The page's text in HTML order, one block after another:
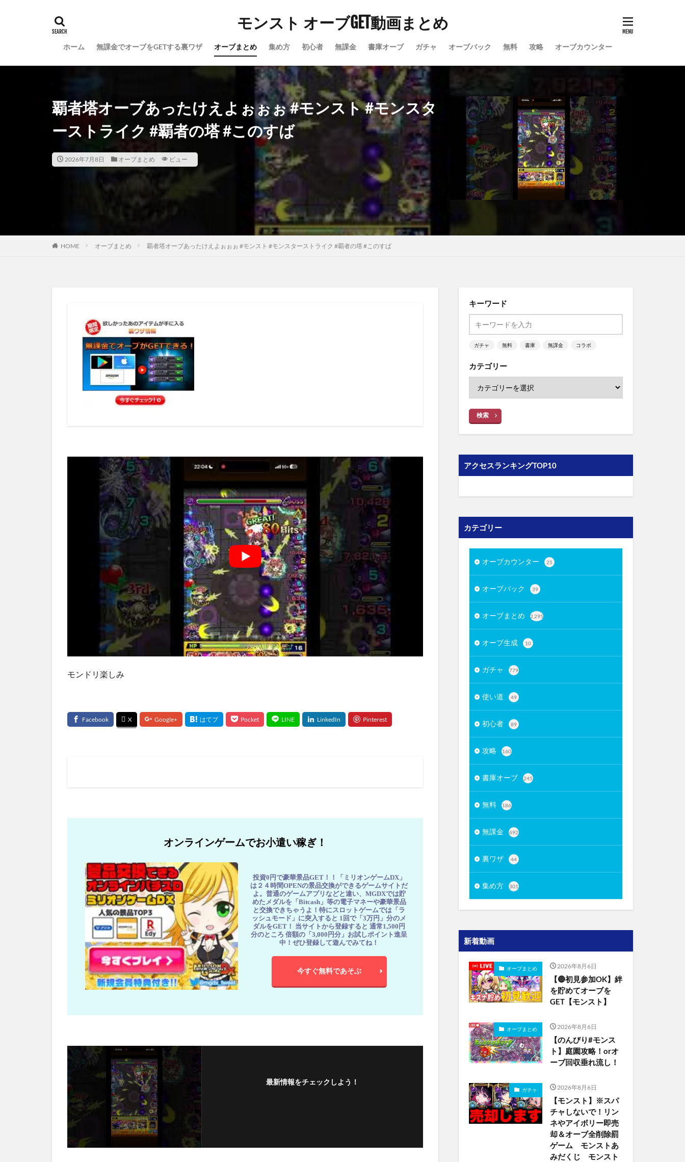
モンスト オーブGET動画まとめ
ホーム 無課金でオーブをGETする裏ワザ オーブまとめ 集め方 初心者 無課金 書庫オーブ ガチャ オーブバック 無料 攻略 オーブカウンター
覇者塔オーブあったけえよぉぉぉ #モンスト #モンスタ
ーストライク #覇者の塔 #このすば
2026年7月8日 オーブまとめ ビュー
HOME オーブまとめ 覇者塔オーブあったけえよぉぉぉ #モンスト #モンスターストライク #覇者の塔 #このすば
モンドリ楽しみ
オンラインゲームでお小遣い稼ぎ！
投資0円で豪華景品GET！！「ミリオンゲームDX」
は２４時間OPENの景品交換ができるゲームサイトだ
よ。普通のゲームアプリなどと違い、MGDXでは貯
めたメダルを「Bitcash」等の電子マネーや豪華景品
と交換できちゃうよ！特にスロットゲームでは「ラ
ッシュモード」に突入すると 1回で「3万円」分のメ
ダルをGET！ 当サイトから登録すると 通常1,500円
分のところ 倍額の「3,000円分」お試しポイント進呈
中！ぜひ登録して遊んでみてね！
今すぐ無料であそぶ
最新情報をチェックしよう！
キーワード
ガチャ 無料 書庫 無課金 コラボ
カテゴリー
検索
アクセスランキングTOP10
カテゴリー
オーブカウンター 25
オーブバック 39
オーブまとめ 2,295
オーブ生成 10
ガチャ 779
使い道 49
初心者 89
攻略 160
書庫オーブ 245
無料 186
無課金 692
裏ワザ 44
集め方 301
新着動画
オーブまとめ 2026年8月6日
【🔴初見参加OK】絆
を貯めてオーブを
GET【モンスト】
オーブまとめ 2026年8月6日
【のんびり#モンス
ト】庭園攻略！orオ
ーブ回収垂れ流し！
ガチャ 2026年8月6日
【モンスト】※スパ
チャしないで！リン
ネやアイボリー即売
却＆オーブ全削除罰
ゲーム モンストあ
みだくじ モンスト